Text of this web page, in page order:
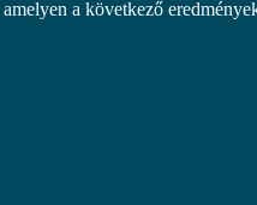
a következő